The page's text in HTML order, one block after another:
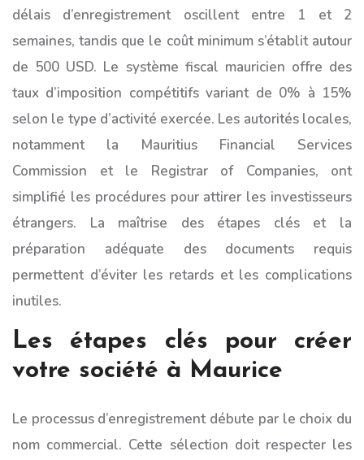
délais d’enregistrement oscillent entre 1 et 2
semaines, tandis que le coût minimum s’établit autour
de 500 USD. Le système fiscal mauricien offre des
taux d’imposition compétitifs variant de 0% à 15%
selon le type d’activité exercée. Les autorités locales,
notamment la Mauritius Financial Services
Commission et le Registrar of Companies, ont
simplifié les procédures pour attirer les investisseurs
étrangers. La maîtrise des étapes clés et la
préparation adéquate des documents requis
permettent d’éviter les retards et les complications
inutiles.
Les étapes clés pour créer
votre société à Maurice
Le processus d’enregistrement débute par le choix du
nom commercial. Cette sélection doit respecter les